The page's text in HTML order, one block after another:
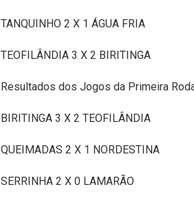
TANQUINHO 2 X 1 ÁGUA FRIA
TEOFILÂNDIA 3 X 2 BIRITINGA
Resultados dos Jogos da Primeira
BIRITINGA 3 X 2 TEOFILÂNDIA
QUEIMADAS 2 X 1 NORDESTINA
SERRINHA 2 X 0 LAMARÃO